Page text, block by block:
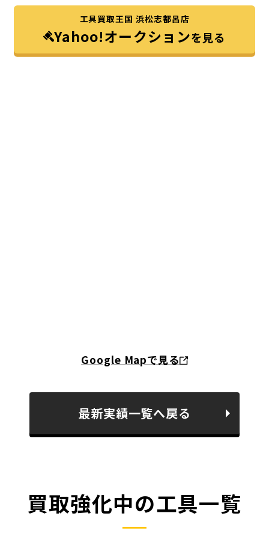
工具買取王国 浜松志都呂店
Yahoo!オークションを見る
Google Mapで見る
最新実績一覧へ戻る
買取強化中の工具一覧